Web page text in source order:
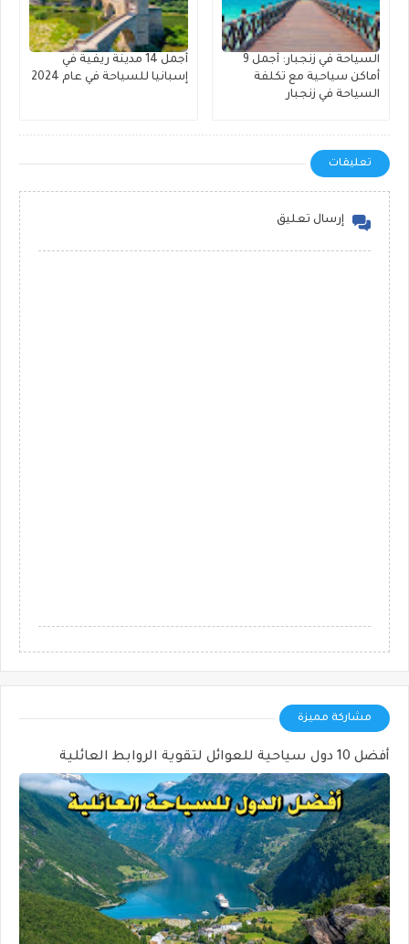
السياحة في زنجبار: أجمل 9
أماكن سياحية مع تكلفة
السياحة في زنجبار
أجمل 14 مدينة ريفية في
إسبانيا للسياحة في عام 2024
تعليقات
إرسال تعليق
مشاركة مميزة
أفضل 10 دول سياحية للعوائل لتقوية الروابط العائلية